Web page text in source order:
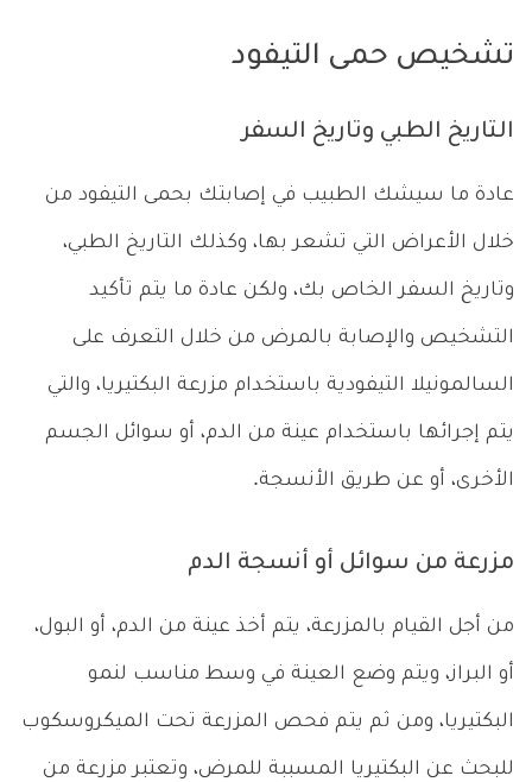
تشخيص حمى التيفود
التاريخ الطبي وتاريخ السفر
عادة ما سيشك الطبيب في إصابتك بحمى التيفود من
خلال الأعراض التي تشعر بها، وكذلك التاريخ الطبي،
وتاريخ السفر الخاص بك، ولكن عادة ما يتم تأكيد
التشخيص والإصابة بالمرض من خلال التعرف على
السالمونيلا التيفودية باستخدام مزرعة البكتيريا، والتي
يتم إجرائها باستخدام عينة من الدم، أو سوائل الجسم
الأخرى، أو عن طريق الأنسجة.
مزرعة من سوائل أو أنسجة الدم
من أجل القيام بالمزرعة، يتم أخذ عينة من الدم، أو البول،
أو البراز، ويتم وضع العينة في وسط مناسب لنمو
البكتيريا، ومن ثم يتم فحص المزرعة تحت الميكروسكوب
للبحث عن البكتيريا المسببة للمرض، وتعتبر مزرعة من